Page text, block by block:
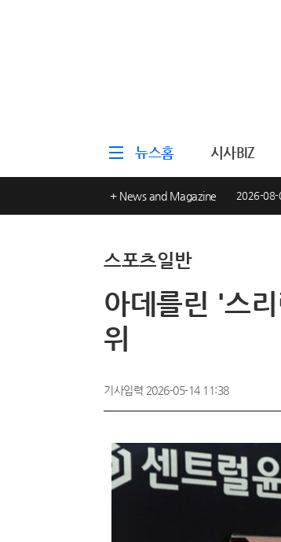
뉴스홈 시사BIZ
+ News and Magazine 2026-08-
스포츠일반
아데를린 '스
위
기사입력 2026-05-14 11:38